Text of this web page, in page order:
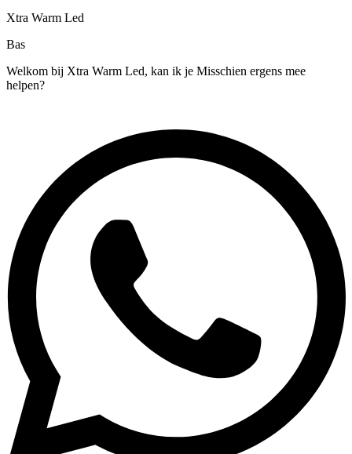
Xtra Warm Led
Bas
Welkom bij Xtra Warm Led, kan ik je Misschien ergens mee
helpen?